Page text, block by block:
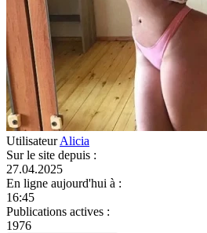
UtilisateurAlicia
Sur le site depuis :
27.04.2025
En ligne aujourd'hui à :
16:45
Publications actives :
1976